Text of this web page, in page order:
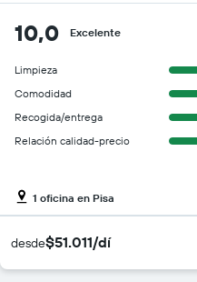
10,0 Excelente
Limpieza
Comodidad
Recogida/entrega
Relación calidad-precio
1 oficina en Pisa
desde$51.011/dí